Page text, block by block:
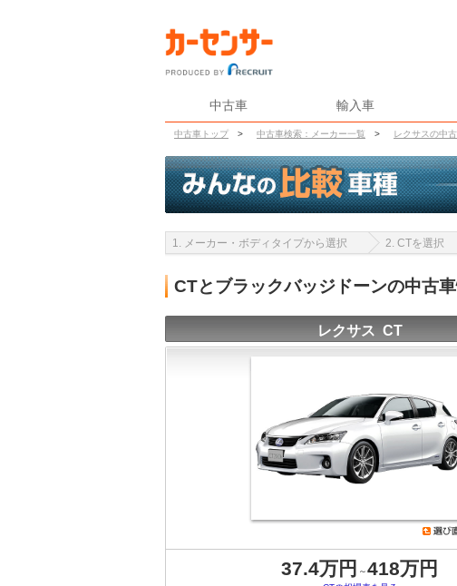
中古車 輸入車
中古車トップ > 中古車検索：メーカー一覧 > レクサスの中
1. メーカー・ボディタイプから選択 2. CTを選択
CTとブラックバッジドーンの中古
レクサス CT
37.4万円 ～418万円